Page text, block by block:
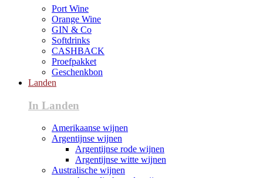
Port Wine
Orange Wine
GIN & Co
Softdrinks
CASHBACK
Proefpakket
Geschenkbon
Landen
In Landen
Amerikaanse wijnen
Argentijnse wijnen
Argentijnse rode wijnen
Argentijnse witte wijnen
Australische wijnen